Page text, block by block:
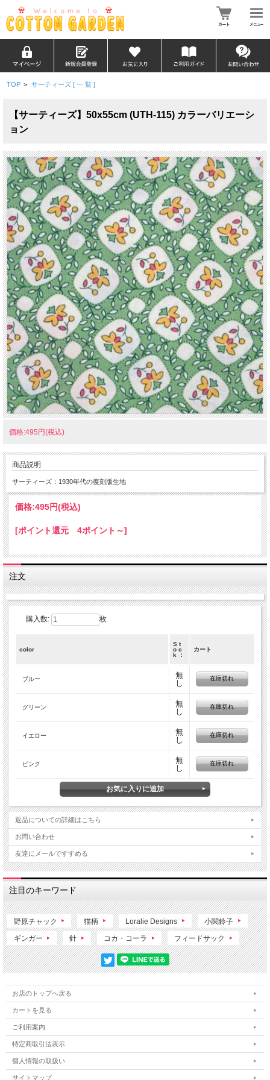
TOP > サーティーズ [ 一 覧 ]
【サーティーズ】50x55cm (UTH-115) カラーバリエーシ
ョン
価格:495円(税込)
商品説明
サーティーズ：1930年代の復刻版生地
価格:495円(税込)
[ポイント還元 4ポイント～]
注文
購入数: 枚
color
S t
o c
k ：
カート
ブルー
無
し
在庫切れ
グリーン
無
し
在庫切れ
イエロー
無
し
在庫切れ
ピンク
無
し
在庫切れ
返品についての詳細はこちら
お問い合わせ
友達にメールですすめる
注目のキーワード
野原チャック 猫柄 Loralie Designs 小関鈴子
ギンガー 針 コカ・コーラ フィードサック
お店のトップへ戻る
カートを見る
ご利用案内
特定商取引法表示
個人情報の取扱い
サイトマップ